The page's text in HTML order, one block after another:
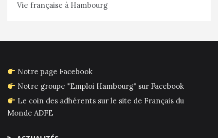
Vie française à Hambourg
Notre page Facebook
Notre groupe "Emploi Hambourg" sur Facebook
Le coin des adhérents sur le site de Français du
Monde ADFE